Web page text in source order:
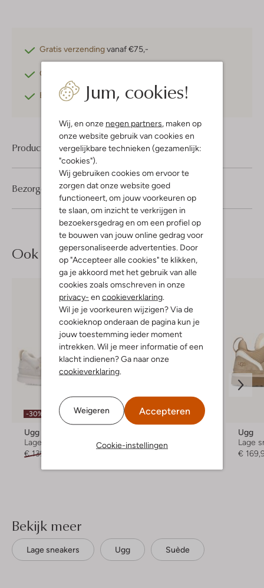
Jum, cookies!
Wij, en onze negen partners , maken op
onze website gebruik van cookies en
vergelijkbare technieken (gezamenlijk:
"cookies").
Wij gebruiken cookies om ervoor te
zorgen dat onze website goed
functioneert, om jouw voorkeuren op
te slaan, om inzicht te verkrijgen in
bezoekersgedrag en om een profiel op
te bouwen van jouw online gedrag voor
gepersonaliseerde advertenties. Door
op "Accepteer alle cookies" te klikken,
ga je akkoord met het gebruik van alle
cookies zoals omschreven in onze
privacy- en cookieverklaring
Wil je je voorkeuren wijzigen? Via de
cookieknop onderaan de pagina kun je
jouw toestemming ieder moment
intrekken. Wil je meer informatie of een
klacht indienen? Ga naar onze
cookieverklaring
Weigeren Accepteren
Cookie-instellingen
Gratis verzendingvanaf €75,-
Gratis retourneren
Betaal achterafmet Klarna
Product informatie
Bezorgen & retourneren
Ook iets voor jou?
-30% Nieuw
Ugg
Lage sneakers
€ 139,99
-30% Nieuw
Lage sneakers
Ugg
Lage
€
Bekijk meer
Lage sneakers Ugg Suède